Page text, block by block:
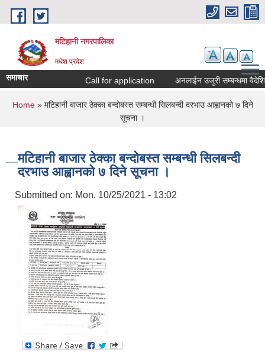
Skip to main content
मटिहानी नगरपालिका
मधेश प्रदेश
समाचार Call for application अनलाईन उजुरी सम्बन्धमा
You are here
Home» मटिहानी बाजार ठेक्का बन्दोबस्त सम्बन्धी सिलबन्दी दरभाउ आह्वानको ७ दिने
सूचना ।
मटिहानी बाजार ठेक्का बन्दोबस्त सम्बन्धी सिलबन्दी
दरभाउ आह्वानको ७ दिने सूचना ।
Submitted on: Mon, 10/25/2021 - 13:02